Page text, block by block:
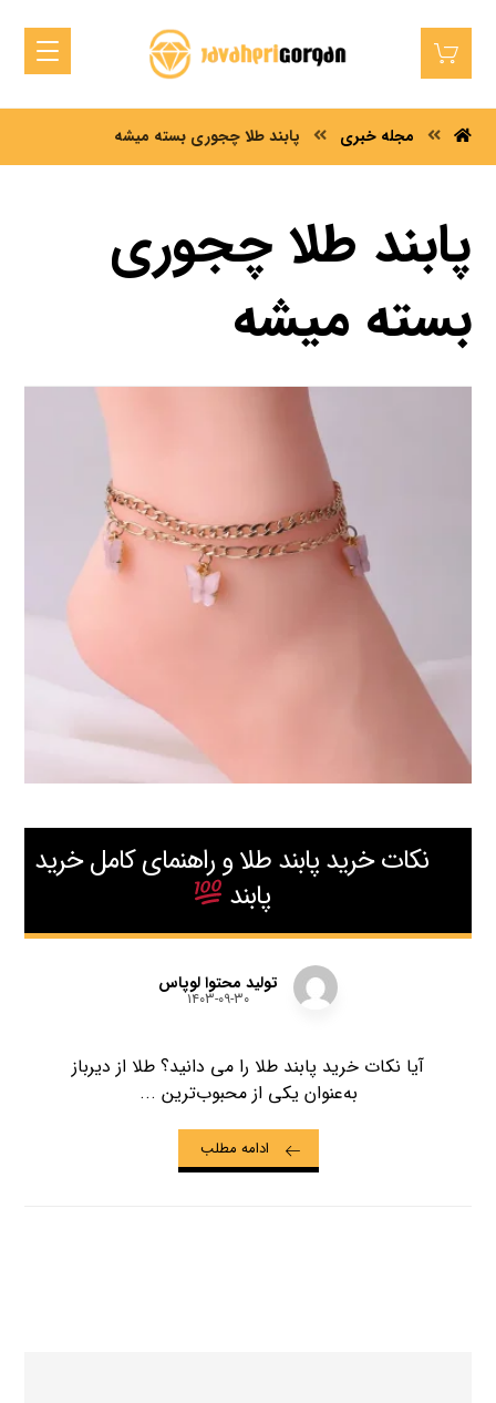
مجله خبری پابند طلا چجوری بسته میشه
پابند طلا چجوری
بسته میشه
نکات خرید پابند طلا و راهنمای کامل خرید
پابند
تولید محتوا لوپاس
۱۴۰۳-۰۹-۳۰
آیا نکات خرید پابند طلا را می دانید؟ طلا از دیرباز
به‌عنوان یکی از محبوب‌ترین ...
ادامه مطلب